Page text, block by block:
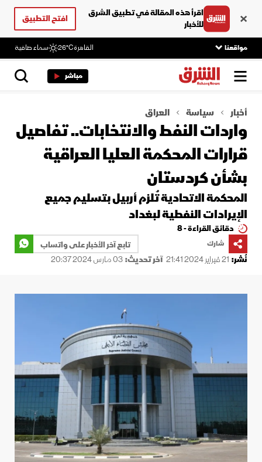
اقرأ هذه المقالة في تطبيق الشرق
للأخبار
افتح التطبيق
مواقعنا القاهرة26°C سماء صافية
مباشر
أخبار سياسة العراق
واردات النفط والانتخابات.. تفاصيل
قرارات المحكمة العليا العراقية
بشأن كردستان
المحكمة الاتحادية تُلزم أربيل بتسليم جميع
الإيرادات النفطية لبغداد
دقائق القراءة - 8
شارك
تابع آخر الأخبار على واتساب
نُشر: 21 فبراير 2024 21:41 آخر تحديث:03 مارس 2024 20:37